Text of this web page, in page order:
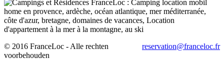
reservation@franceloc.fr
© 2016 FranceLoc - Alle rechten
voorbehouden